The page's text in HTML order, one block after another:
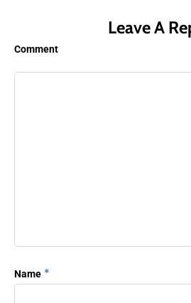
Leave A
Comment
Name *